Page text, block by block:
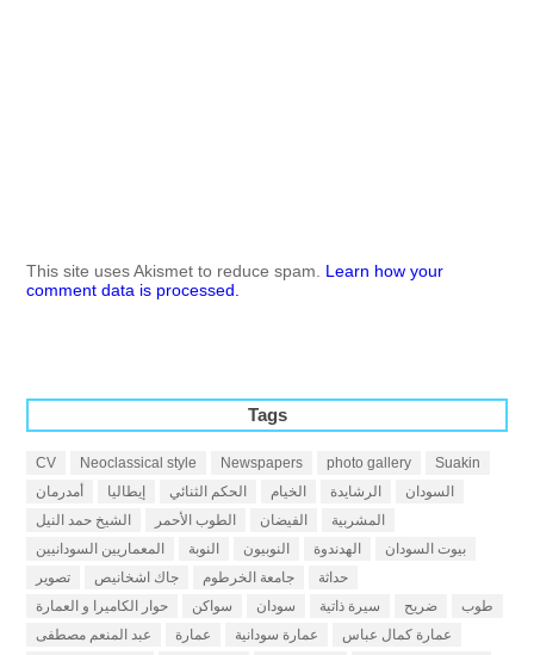
This site uses Akismet to reduce spam. Learn how your
comment data is processed.
Tags
CV Neoclassical style Newspapers photo gallery
Suakin
أمدرمان
إيطاليا الحكم الثنائي الخيام الرشايدة
السودان
الشيخ حمد النيل
الطوب الأحمر الفيضان
المشربية
المعماريين السودانيين
النوبة النوبيون الهدندوة
بيوت السودان
تصوير
جاك اشخانيص جامعة الخرطوم
حداثة
حوار الكاميرا و العمارة
سواكن سودان سيرة ذاتية ضريح
طوب
عبد المنعم مصطفى
عمارة عمارة سودانية
عمارة كمال عباس